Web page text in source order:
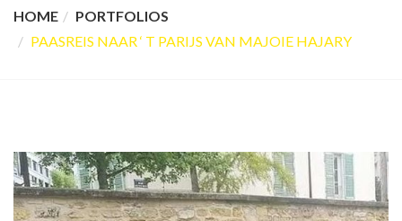
HOME
PORTFOLIOS
PAASREIS NAAR ‘ T PARIJS VAN MAJOIE HAJARY